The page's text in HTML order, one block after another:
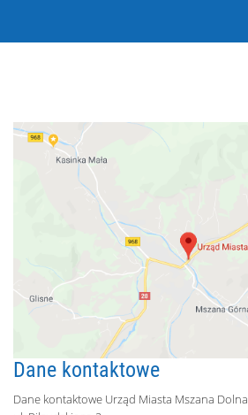
Dane kontaktowe
Dane kontaktowe Urząd Miasta Mszana Dolna